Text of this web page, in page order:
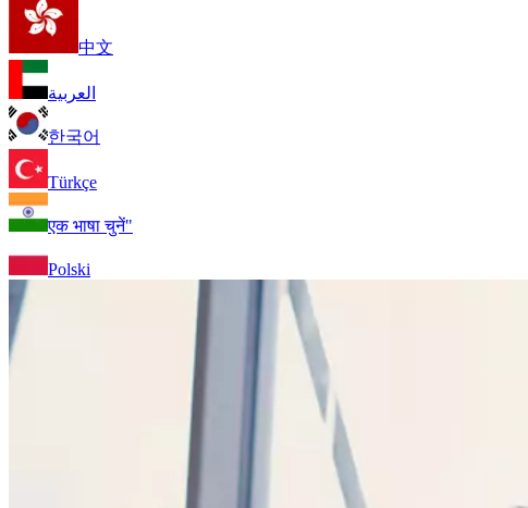
中文
العربية
한국어
Türkçe
एक भाषा चुनें"
Polski